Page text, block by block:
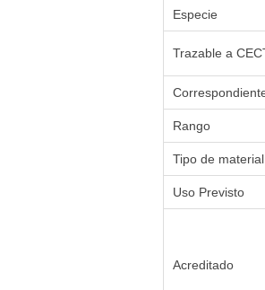
Especie
Trazable a
Rango
Tipo de material
Uso Previsto
Acreditado